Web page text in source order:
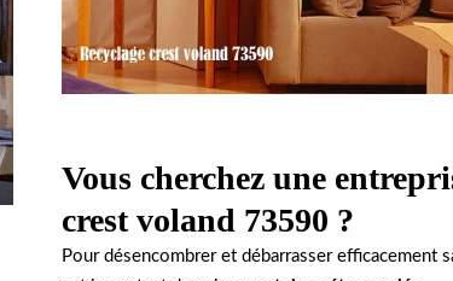
Vous cherchez une
crest voland 73590 ?
Pour désencombrer et débarrasser efficacement